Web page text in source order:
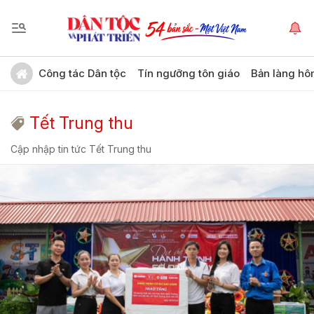
Công tác Dân tộc Tín ngưỡng tôn giáo Bản làng
Tết Trung thu
Cập nhập tin tức Tết Trung thu